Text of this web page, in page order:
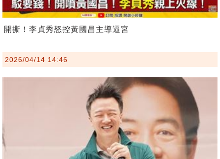
開撕！李貞秀怒控黃國昌主導逼宮
2026/04/14 14:46